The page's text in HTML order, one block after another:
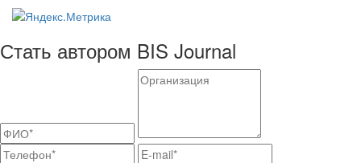
Стать автором BIS Journal